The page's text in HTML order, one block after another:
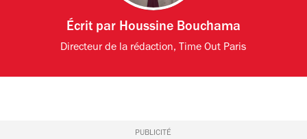
Écrit par Houssine Bouchama
Directeur de la rédaction, Time Out Paris
PUBLICITÉ